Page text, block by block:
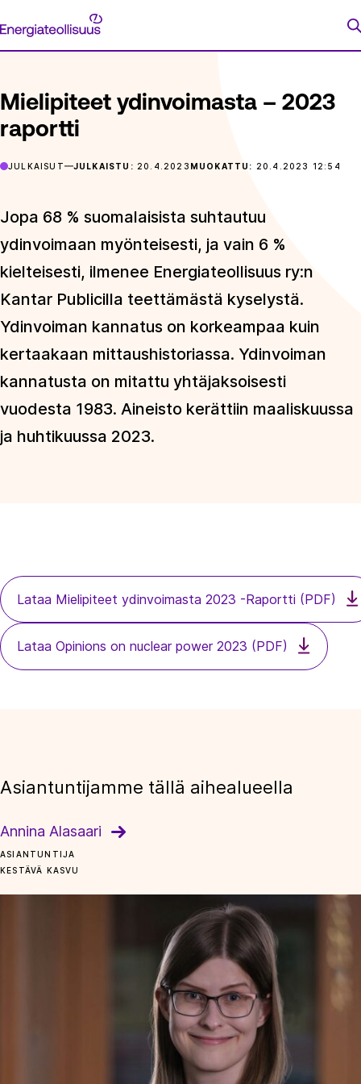
suoraan
Energiateollisuus
ETUSIVU
Mielipiteet ydinvoimasta – 2023
raportti
JULKAISUT JULKAISTU: 20.4.2023 MUOKATTU: 20.4.2023 12:54
Jopa 68 % suomalaisista suhtautuu
ydinvoimaan myönteisesti, ja vain 6 %
kielteisesti, ilmenee Energiateollisuus ry:n
Kantar Publicilla teettämästä kyselystä.
Ydinvoiman kannatus on korkeampaa kuin
kertaakaan mittaushistoriassa. Ydinvoiman
kannatusta on mitattu yhtäjaksoisesti
vuodesta 1983. Aineisto kerättiin maaliskuussa
ja huhtikuussa 2023.
Lataa Mielipiteet ydinvoimasta 2023 -Raportti (PDF)
Lataa Opinions on nuclear power 2023 (PDF)
Asiantuntijamme tällä aihealueella
Annina Alasaari
ASIANTUNTIJA
KESTÄVÄ KASVU